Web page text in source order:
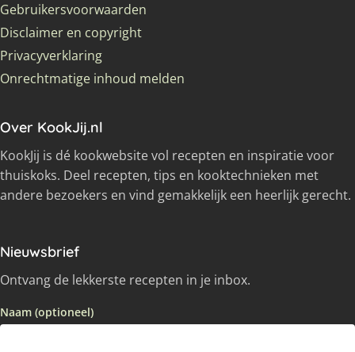
Gebruikersvoorwaarden
Disclaimer en copyright
Privacyverklaring
Onrechtmatige inhoud melden
Over KookJij.nl
KookJij is dé kookwebsite vol recepten en inspiratie voor
thuiskoks. Deel recepten, tips en kooktechnieken met
andere bezoekers en vind gemakkelijk een heerlijk gerecht.
Nieuwsbrief
Ontvang de lekkerste recepten in je inbox.
Naam (optioneel)